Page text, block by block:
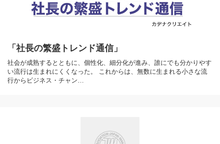
「社長の繁盛トレンド通信」
社会が成熟するとともに、個性化、細分化が進み、誰にでも分かりやす
い流行は生まれにくくなった。 これからは、無数に生まれる小さな流
行からビジネス・チャン…